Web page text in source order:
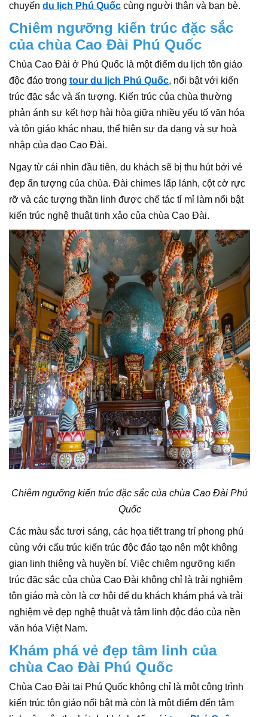
chuyến du lịch Phú Quốc cùng người thân và bạn bè.
Chiêm ngưỡng kiến trúc đặc sắc
của chùa Cao Đài Phú Quốc
Chùa Cao Đài ở Phú Quốc là một điểm du lịch tôn giáo
độc đáo trong tour du lịch Phú Quốc, nổi bật với kiến
trúc đặc sắc và ấn tượng. Kiến trúc của chùa thường
phản ánh sự kết hợp hài hòa giữa nhiều yếu tố văn hóa
và tôn giáo khác nhau, thể hiện sự đa dạng và sự hoà
nhập của đạo Cao Đài.
Ngay từ cái nhìn đầu tiên, du khách sẽ bị thu hút bởi vẻ
đẹp ấn tượng của chùa. Đài chimes lấp lánh, cột cờ rực
rỡ và các tượng thần linh được chế tác tỉ mỉ làm nổi bật
kiến trúc nghệ thuật tinh xảo của chùa Cao Đài.
Chiêm ngưỡng kiến trúc đặc sắc của chùa Cao Đài Phú
Quốc
Các màu sắc tươi sáng, các họa tiết trang trí phong phú
cùng với cấu trúc kiến trúc độc đáo tạo nên một không
gian linh thiêng và huyền bí. Việc chiêm ngưỡng kiến
trúc đặc sắc của chùa Cao Đài không chỉ là trải nghiệm
tôn giáo mà còn là cơ hội để du khách khám phá và trải
nghiệm vẻ đẹp nghệ thuật và tâm linh độc đáo của nền
văn hóa Việt Nam.
Khám phá vẻ đẹp tâm linh của
chùa Cao Đài Phú Quốc
Chùa Cao Đài tại Phú Quốc không chỉ là một công trình
kiến trúc tôn giáo nổi bật mà còn là một điểm đến tâm